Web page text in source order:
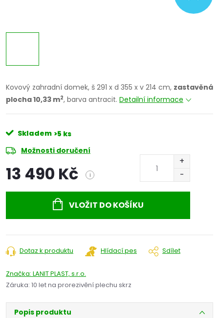
Kovový zahradní domek, š 291 x d 355 x v 214 cm, zastavěná
plocha 10,33 m2, barva antracit. Detailní informace
Skladem >5 ks
Možnosti doručení
13 490 Kč i
VLOŽIT DO KOŠÍKU
Dotaz k produktu Hlídací pes Sdílet
Značka: LANIT PLAST, s.r.o.
Záruka: 10 let na prorezivění plechu skrz
Popis produktu